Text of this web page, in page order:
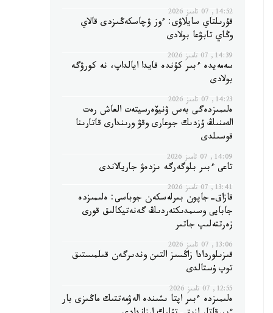
14:52, 07 تامىز 2026
قۇرىلتاي سايلاۋى: ءوز ۋچاسكەڭىزدى قالاي
وڭاي تابۋعا بولادى
14:39, 07 تامىز 2026
سەمەيدە ءبىر كۇندە قايدا ايالداپ، نە كورۋگە
بولادى
14:23, 07 تامىز 2026
ەلىمىزدەگى بەس ۋنيۆەرسيتەت العاش رەت
الەمنىڭ ۇزدىك جوعارى وقۋ ورىندارى قاتارىنا
قوسىلدى
14:09, 07 تامىز 2026
تاعى ءبىر بلوگەرگە ىزدەۋ جاريالاندى
13:41, 07 تامىز 2026
قازاق-جاپون بىرلەسكەن جوباسى: ەلىمىزدە
جابايى وسىمدىكتەردىڭ گەنەتيكالىق قورى
زەرتتەلىپ جاتىر
13:06, 07 تامىز 2026
قىزىلوردادا زاڭسىز التىن وندىرگەن قىلمىستىق
توپ ۇستالدى
12:55, 07 تامىز 2026
ەلىمىزدە ءبىر اپتا ىشىندە الەۋمەتتىك ماڭىزى بار